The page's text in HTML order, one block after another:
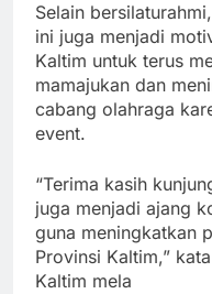
Selain
ini juga menjadi
Kaltim untuk terus
mamajukan dan
cabang olahraga
event.
“Terima kasih
juga menjadi ajang
guna meningkatkan
Provinsi Kaltim,”
Kaltim mela